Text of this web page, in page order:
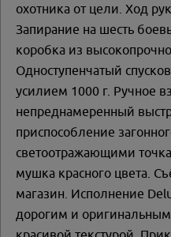
охотника от цели. Ход
Запирание на шесть
коробка из
Одноступенчатый
усилием 1000 г. Ручное
непреднамеренный
приспособление
светоотражающими
мушка красного цвета.
магазин. Исполнение
дорогим и